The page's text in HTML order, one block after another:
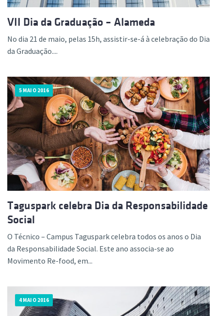
VII Dia da Graduação – Alameda
No dia 21 de maio, pelas 15h, assistir-se-á à celebração do Dia
da Graduação....
5 MAIO 2016
Taguspark celebra Dia da Responsabilidade
Social
O Técnico – Campus Taguspark celebra todos os anos o Dia
da Responsabilidade Social. Este ano associa-se ao
Movimento Re-food, em...
4 MAIO 2016